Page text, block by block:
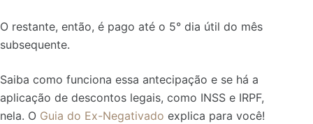
O restante, então, é pago até o 5° dia útil do mês
subsequente.
Saiba como funciona essa antecipação e se há a
aplicação de descontos legais, como INSS e IRPF,
nela. O Guia do Ex-Negativado explica para você!